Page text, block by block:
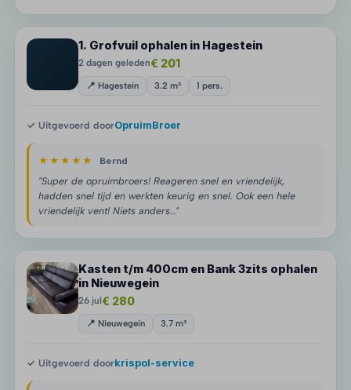
1. Grofvuil ophalen in Hagestein
2 dagen geleden€ 201
📍 Hagestein 3.2 m³ 1 pers.
✓ Uitgevoerd doorOpruimBroer
★★★★★ Bernd
"Super de opruimbroers! Reageren snel en vriendelijk,
hadden snel tijd en werkten keurig en snel. Ook een hele
vriendelijk vent! Niets anders…"
Kasten t/m 400cm en Bank 3zits ophalen
in Nieuwegein
26 jul€ 280
📍 Nieuwegein 3.7 m³
✓ Uitgevoerd doorkrispol-service